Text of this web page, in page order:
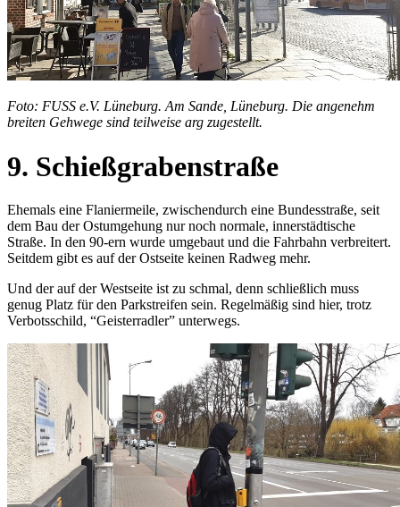
Foto: FUSS e.V. Lüneburg. Am Sande, Lüneburg. Die angenehm
breiten Gehwege sind teilweise arg zugestellt.
9. Schießgrabenstraße
Ehemals eine Flaniermeile, zwischendurch eine Bundesstraße, seit
dem Bau der Ostumgehung nur noch normale, innerstädtische
Straße. In den 90-ern wurde umgebaut und die Fahrbahn verbreitert.
Seitdem gibt es auf der Ostseite keinen Radweg mehr.
Und der auf der Westseite ist zu schmal, denn schließlich muss
genug Platz für den Parkstreifen sein. Regelmäßig sind hier, trotz
Verbotsschild, “Geisterradler” unterwegs.